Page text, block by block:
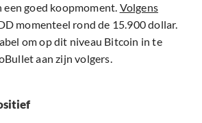
een goed koopmoment. Volgens
momenteel rond de 15.900 dollar.
om op dit niveau Bitcoin in te
aan zijn volgers.